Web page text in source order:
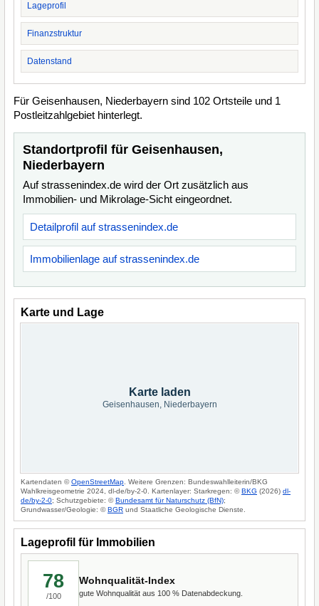
Lageprofil
Finanzstruktur
Datenstand
Für Geisenhausen, Niederbayern sind 102 Ortsteile und 1
Postleitzahlgebiet hinterlegt.
Standortprofil für Geisenhausen,
Niederbayern
Auf strassenindex.de wird der Ort zusätzlich aus
Immobilien- und Mikrolage-Sicht eingeordnet.
Detailprofil auf strassenindex.de
Immobilienlage auf strassenindex.de
Karte und Lage
Karte laden
Geisenhausen, Niederbayern
Kartendaten ©OpenStreetMap . Weitere Grenzen: Bundeswahlleiterin/BKG
Wahlkreisgeometrie 2024, dl-de/by-2-0. Kartenlayer: Starkregen: ©BKG (2026) dl-
de/by-2-0; Schutzgebiete: ©Bundesamt für Naturschutz (BfN);
Grundwasser/Geologie: ©BGR und Staatliche Geologische Dienste.
Lageprofil für Immobilien
78
/100
Wohnqualität-Index
gute Wohnqualität aus 100 % Datenabdeckung.